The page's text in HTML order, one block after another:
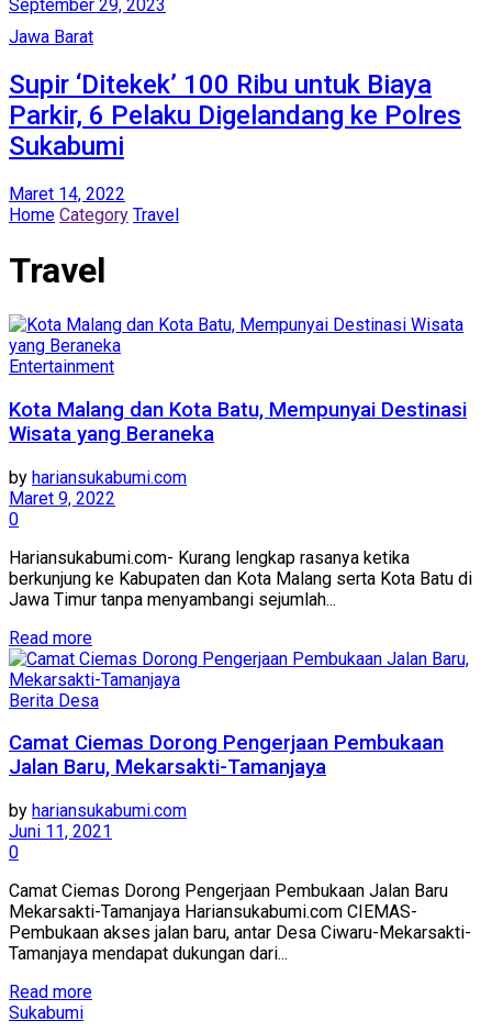
September 29, 2023
Jawa Barat
Supir ‘Ditekek’ 100 Ribu untuk Biaya
Parkir, 6 Pelaku Digelandang ke Polres
Sukabumi
Maret 14, 2022
Home Category Travel
Travel
Entertainment
Kota Malang dan Kota Batu, Mempunyai Destinasi
Wisata yang Beraneka
by hariansukabumi.com
Maret 9, 2022
0
Hariansukabumi.com- Kurang lengkap rasanya ketika
berkunjung ke Kabupaten dan Kota Malang serta Kota Batu di
Jawa Timur tanpa menyambangi sejumlah...
Read more
Berita Desa
Camat Ciemas Dorong Pengerjaan Pembukaan
Jalan Baru, Mekarsakti-Tamanjaya
by hariansukabumi.com
Juni 11, 2021
0
Camat Ciemas Dorong Pengerjaan Pembukaan Jalan Baru
Mekarsakti-Tamanjaya Hariansukabumi.com CIEMAS-
Pembukaan akses jalan baru, antar Desa Ciwaru-Mekarsakti-
Tamanjaya mendapat dukungan dari...
Read more
Sukabumi